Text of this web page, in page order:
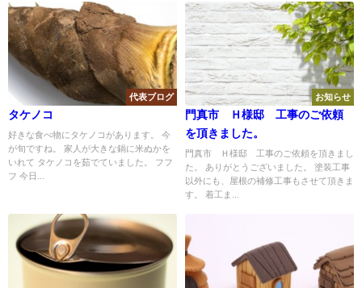
代表ブログ
タケノコ
好きな食べ物にタケノコがあります。 今
が旬ですね。 家人が大きな鍋に米ぬかを
いれて タケノコを茹でていました。 フフ
フ 今日...
お知らせ
門真市 Ｈ様邸 工事のご依頼
を頂きました。
門真市 Ｈ様邸 工事のご依頼を頂きまし
た。 ありがとうございました。 塗装工事
以外にも、屋根の補修工事もさせて頂きま
す。 着工ま...